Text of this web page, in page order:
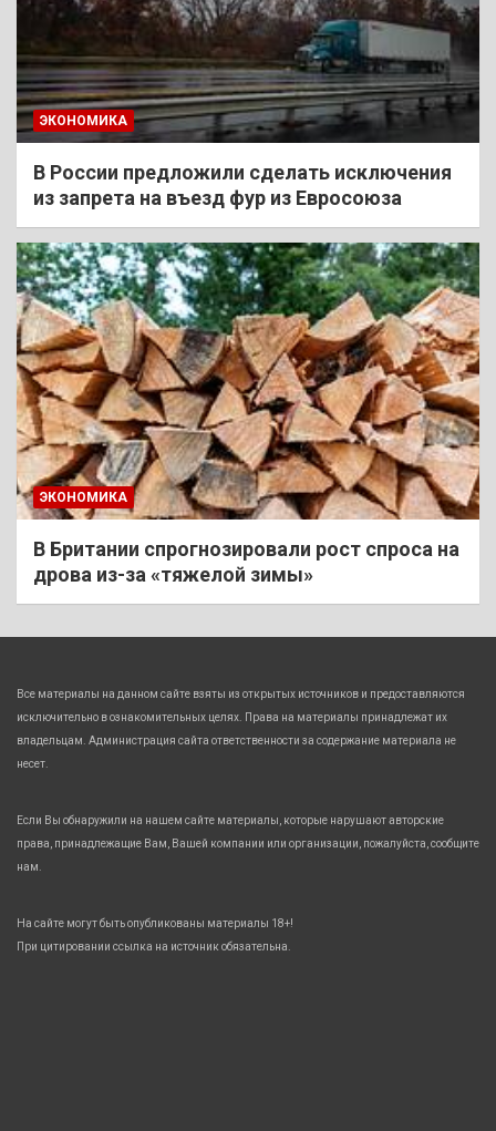
ЭКОНОМИКА
В России предложили сделать исключения
из запрета на въезд фур из Евросоюза
ЭКОНОМИКА
В Британии спрогнозировали рост спроса на
дрова из-за «тяжелой зимы»
Все материалы на данном сайте взяты из открытых источников и предоставляются
исключительно в ознакомительных целях. Права на материалы принадлежат их
владельцам. Администрация сайта ответственности за содержание материала не
несет.
Если Вы обнаружили на нашем сайте материалы, которые нарушают авторские
права, принадлежащие Вам, Вашей компании или организации, пожалуйста, сообщите
нам.
На сайте могут быть опубликованы материалы 18+!
При цитировании ссылка на источник обязательна.